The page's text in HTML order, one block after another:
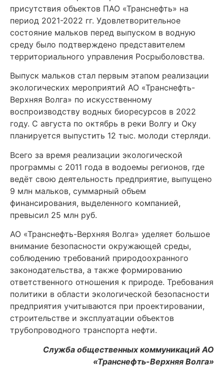
присутствия объектов ПАО «Транснефть» на
период 2021-2022 гг. Удовлетворительное
состояние мальков перед выпуском в водную
среду было подтверждено представителем
территориального управления Росрыболовства.
Выпуск мальков стал первым этапом реализации
экологических мероприятий АО «Транснефть-
Верхняя Волга» по искусственному
воспроизводству водных биоресурсов в 2022
году. С августа по октябрь в реки Волгу и Оку
планируется выпустить 12 тыс. молоди стерляди.
Всего за время реализации экологической
программы с 2011 года в водоемы регионов, где
ведёт свою деятельность предприятие, выпущено
9 млн мальков, суммарный объем
финансирования, выделенного компанией,
превысил 25 млн руб.
АО «Транснефть-Верхняя Волга» уделяет большое
внимание безопасности окружающей среды,
соблюдению требований природоохранного
законодательства, а также формированию
ответственного отношения к природе. Требования
политики в области экологической безопасности
предприятия учитываются при проектировании,
строительстве и эксплуатации объектов
трубопроводного транспорта нефти.
Служба общественных коммуникаций АО
«Транснефть-Верхняя Волга»